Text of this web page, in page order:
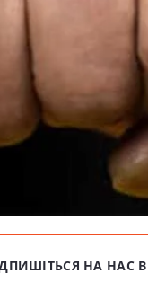
НА НАС В